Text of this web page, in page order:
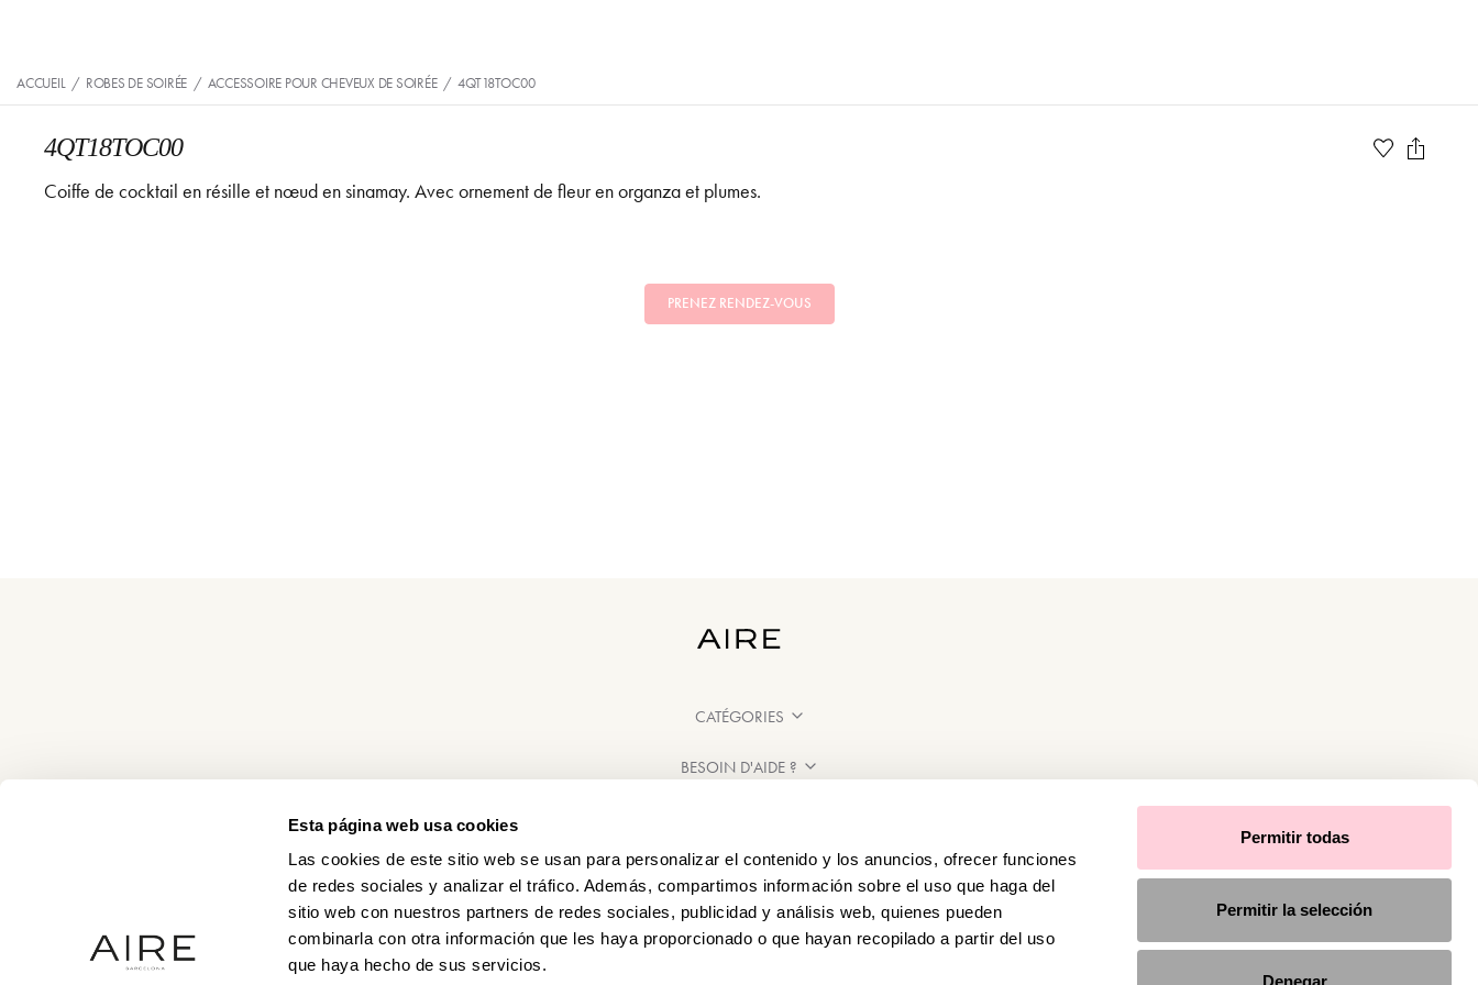
Esta página web usa cookies
Las cookies de este sitio web se usan para personalizar el contenido y los anuncios, ofrecer funciones
de redes sociales y analizar el tráfico. Además, compartimos información sobre el uso que haga del
sitio web con nuestros partners de redes sociales, publicidad y análisis web, quienes pueden
combinarla con otra información que les haya proporcionado o que hayan recopilado a partir del uso
que haya hecho de sus servicios.
Permitir todas
Permitir la selección
Denegar
ACCUEIL / ROBES DE SOIRÉE / ACCESSOIRE POUR CHEVEUX DE SOIRÉE / 4QT18TOC00
4QT18TOC00
Coiffe de cocktail en résille et nœud en sinamay. Avec ornement de fleur en organza et plumes.
PRENEZ RENDEZ-VOUS
CATÉGORIES
BESOIN D'AIDE ?